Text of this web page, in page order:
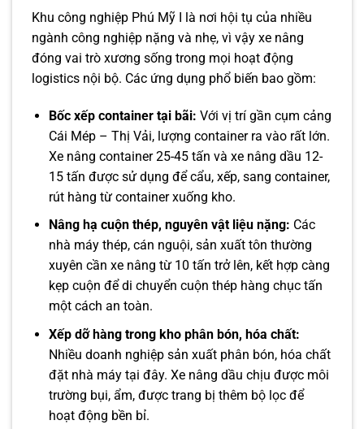
Khu công nghiệp Phú Mỹ I là nơi hội tụ của nhiều
ngành công nghiệp nặng và nhẹ, vì vậy xe nâng
đóng vai trò xương sống trong mọi hoạt động
logistics nội bộ. Các ứng dụng phổ biến bao gồm:
Bốc xếp container tại bãi: Với vị trí gần cụm cảng
Cái Mép – Thị Vải, lượng container ra vào rất lớn.
Xe nâng container 25-45 tấn và xe nâng dầu 12-
15 tấn được sử dụng để cẩu, xếp, sang container,
rút hàng từ container xuống kho.
Nâng hạ cuộn thép, nguyên vật liệu nặng: Các
nhà máy thép, cán nguội, sản xuất tôn thường
xuyên cần xe nâng từ 10 tấn trở lên, kết hợp càng
kẹp cuộn để di chuyển cuộn thép hàng chục tấn
một cách an toàn.
Xếp dỡ hàng trong kho phân bón, hóa chất:
Nhiều doanh nghiệp sản xuất phân bón, hóa chất
đặt nhà máy tại đây. Xe nâng dầu chịu được môi
trường bụi, ẩm, được trang bị thêm bộ lọc để
hoạt động bền bỉ.